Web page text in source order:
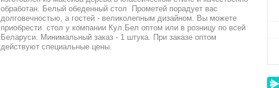
обработан. Белый обеденный стол Прометей порадует вас
долговечностью, а гостей - великолепным дизайном. Вы можете
приобрести стол у компании Кул.Бел оптом или в розницу по всей
Беларуси. Минимальный заказ - 1 штука. При заказе оптом
действуют специальные цены.